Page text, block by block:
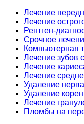
Лечение
Лечение
Рентген-
Срочное
Компьютерная
Лечение зубов
Лечение
Лечение
Удаление
Удаление
Лечение
Пломбы на